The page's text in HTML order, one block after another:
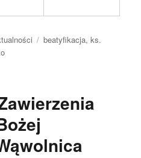
Tagi
beatyfikacja,ks.